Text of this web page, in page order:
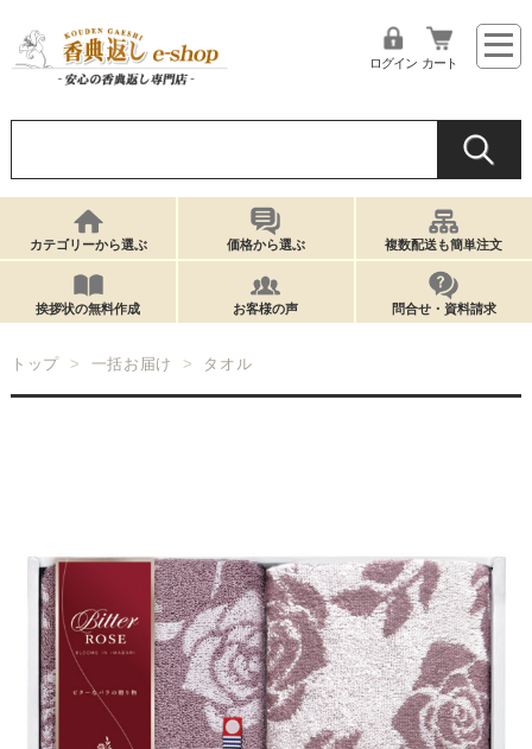
ログイン カート
カテゴリーから選ぶ 価格から選ぶ 複数配送も簡単注文
挨拶状の無料作成 お客様の声 問合せ・資料請求
トップ 一括お届け タオル